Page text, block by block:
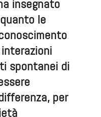
insegnato
le
spontanei di
per